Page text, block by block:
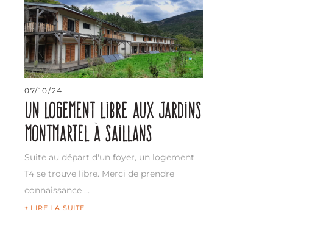
07/10/24
Un logement libre aux Jardins
Montmartel à Saillans
Suite au départ d'un foyer, un logement
T4 se trouve libre. Merci de prendre
connaissance …
+ LIRE LA SUITE